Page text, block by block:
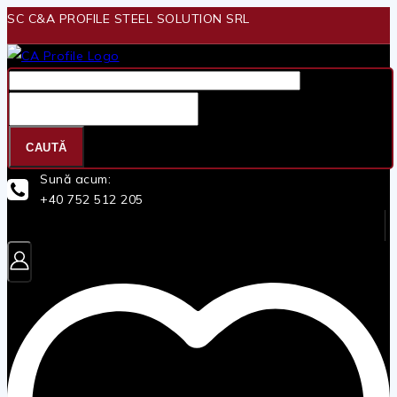
Skip
to
content
SC C&A PROFILE STEEL SOLUTION SRL
pentru:
CAUTĂ
Sună acum:
+40 752 512 205